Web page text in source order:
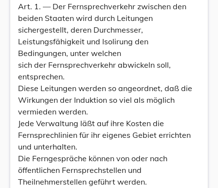
Art. 1. — Der Fernsprechverkehr zwischen den
beiden Staaten wird durch Leitungen
sichergestellt, deren Durchmesser,
Leistungsfähigkeit und Isolirung den
Bedingungen, unter welchen
sich der Fernsprechverkehr abwickeln soll,
entsprechen.
Diese Leitungen werden so angeordnet, daß die
Wirkungen der Induktion so viel als möglich
vermieden werden.
Jede Verwaltung läßt auf ihre Kosten die
Fernsprechlinien für ihr eigenes Gebiet errichten
und unterhalten.
Die Ferngespräche können von oder nach
öffentlichen Fernsprechstellen und
Theilnehmerstellen geführt werden.